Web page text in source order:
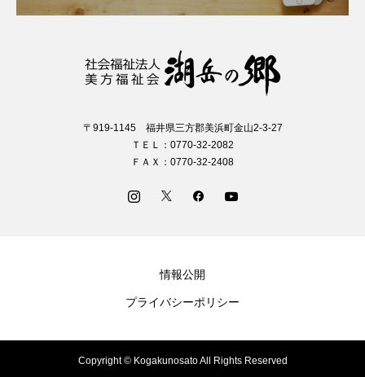
〒919-1145 福井県三方郡美浜町金山2-3-27
ＴＥＬ：0770-32-2082
ＦＡＸ：0770-32-2408
情報公開
プライバシーポリシー
Copyright © Kogakunosato All Rights Reserved